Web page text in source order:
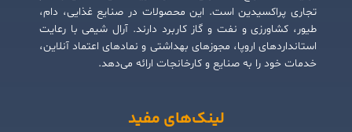
تجاری پراکسیدین است. این محصولات در صنایع غذایی، دام،
طیور، کشاورزی و نفت و گاز کاربرد دارند. آرال شیمی با رعایت
استانداردهای اروپا، مجوزهای بهداشتی و نمادهای اعتماد آنلاین،
خدمات خود را به صنایع و کارخانجات ارائه می‌دهد.
لینک‌های مفید